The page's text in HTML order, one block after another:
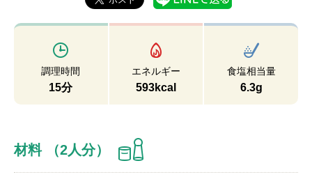
調理時間
15分
エネルギー
593kcal
食塩相当量
6.3g
材料 （2人分）